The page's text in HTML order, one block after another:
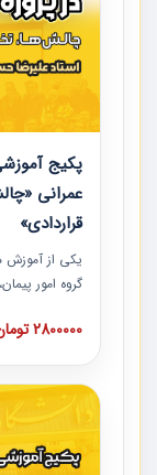
پکیج
عمرانی
قراردادی»
یکی از آموزش‏‏‏‏‏‏
گروه امور
های عمرانی»
است که در
مدارک پیمان
2800000 تومان